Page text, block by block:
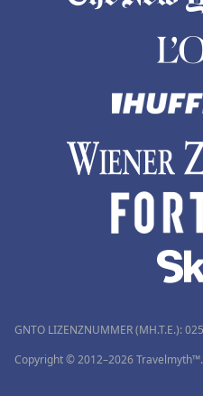
GNTO LIZENZNUMMER (MH.T.E.):
Copyright © 2012–2026